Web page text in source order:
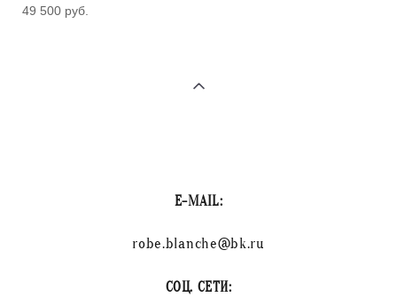
49 500 pуб.
E-MAIL:
robe.blanche@bk.ru
СОЦ. СЕТИ: